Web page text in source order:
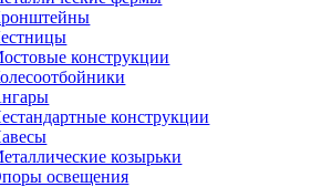
конструкции
конструкции
козырьки
освещения